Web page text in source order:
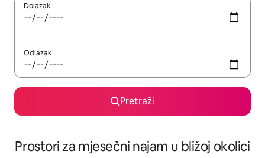
Dolazak
Odlazak
Pretraži
Prostori za mjesečni najam u bližoj okolici